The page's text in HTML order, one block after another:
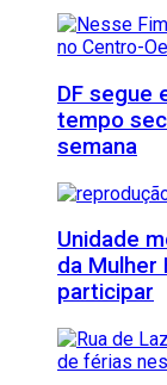
DF segue
tempo
semana
Unidade
da Mulher
participar